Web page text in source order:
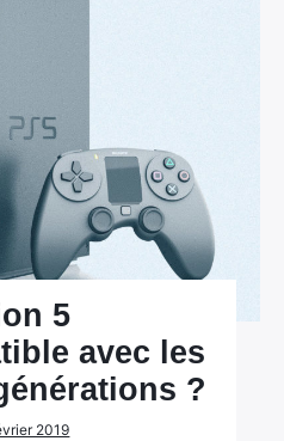
5
avec les
?
2019